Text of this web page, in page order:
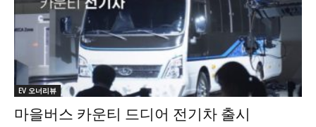
EV 오너리뷰
마을버스 카운티 드디어 전기차 출시